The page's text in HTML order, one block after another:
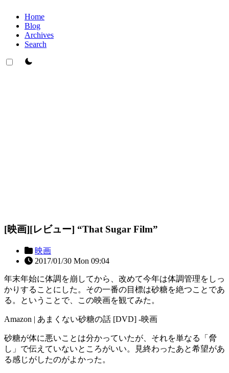
Home
Blog
Archives
Search
theme switcher
[映画][レビュー] “That Sugar Film”
映画
2017/01/30 Mon 09:04
年末年始に体調を崩してから、改めて今年は体調管理をしっ
かりすることにした。その一番の目標は砂糖を絶つことであ
る。ということで、この映画を観てみた。
Amazon | あまくない砂糖の話 [DVD] -映画
砂糖が体に悪いことは分かっていたが、それを単なる「脅
し」で伝えていないところがいい。見終わったあと希望があ
る感じがしたのがよかった。